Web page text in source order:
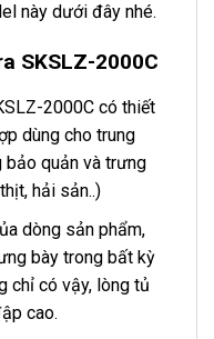
này dưới đây nhé.
SKSLZ-2000C
2000C có thiết
dùng cho trung
bảo quản và trưng
hải sản..)
dòng sản phẩm,
bày trong bất kỳ
chỉ có vậy, lòng tủ
cao.